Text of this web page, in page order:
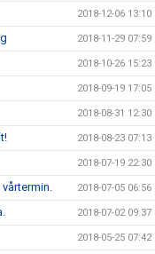
2018-12-06 13:10
2018-11-29 07:59
2018-10-26 15:23
2018-09-19 17:05
2018-08-31 12:30
2018-08-23 07:13
2018-07-19 22:30
2018-07-05 06:56
2018-07-02 09:37
2018-05-25 07:42